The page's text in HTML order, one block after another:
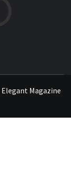
Elegant Magazine